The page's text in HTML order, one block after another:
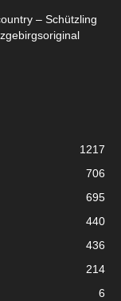
– Schützling
1217
706
695
440
436
214
6